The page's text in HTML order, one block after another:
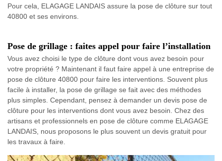
Pour cela, ELAGAGE LANDAIS assure la pose de clôture sur tout
40800 et ses environs.
Pose de grillage : faites appel pour faire l’installation
Vous avez choisi le type de clôture dont vous avez besoin pour
votre propriété ? Maintenant il faut faire appel à une entreprise de
pose de clôture 40800 pour faire les interventions. Souvent plus
facile à installer, la pose de grillage se fait avec des méthodes
plus simples. Cependant, pensez à demander un devis pose de
clôture pour les interventions dont vous avez besoin. Chez des
artisans et professionnels en pose de clôture comme ELAGAGE
LANDAIS, nous proposons le plus souvent un devis gratuit pour
les travaux à faire.